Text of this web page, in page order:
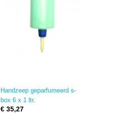
Handzeep geparfumeerd s-
box 6 x 1 ltr.
€ 35,27